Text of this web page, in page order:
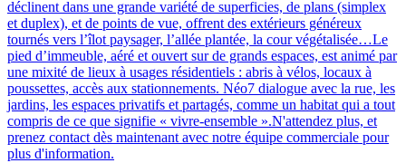
déclinent dans une grande variété de superficies, de plans (simplex
et duplex), et de points de vue, offrent des extérieurs généreux
tournés vers l’îlot paysager, l’allée plantée, la cour végétalisée…Le
pied d’immeuble, aéré et ouvert sur de grands espaces, est animé par
une mixité de lieux à usages résidentiels : abris à vélos, locaux à
poussettes, accès aux stationnements. Néo7 dialogue avec la rue, les
jardins, les espaces privatifs et partagés, comme un habitat qui a tout
compris de ce que signifie « vivre-ensemble ».N'attendez plus, et
prenez contact dès maintenant avec notre équipe commerciale pour
plus d'information.